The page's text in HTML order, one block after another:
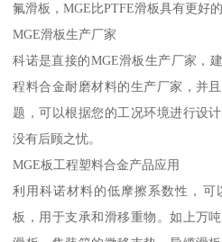
氟滑板，MGE比PTFE滑板具有更好
MGE滑板生产厂家
科诺是直接的MGE滑板生产厂家，
程料合金耐磨材料的生产厂家，并
题，可以根据您的工况环境进行设
没有后顾之忧。
MGE板工程塑料合金产品应用
利用科诺材料的低摩擦系数性，
板，用于支承和滑移重物。如上万